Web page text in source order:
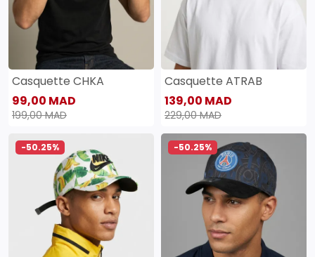
Casquette CHKA
99,00 MAD
199,00 MAD
Casquette ATRAB
139,00 MAD
229,00 MAD
-50.25% -50.25%